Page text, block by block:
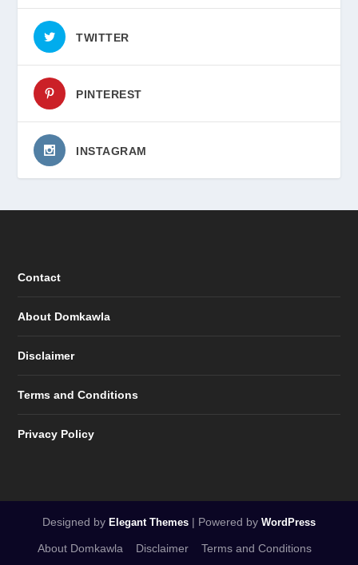
TWITTER
PINTEREST
INSTAGRAM
Contact
About Domkawla
Disclaimer
Terms and Conditions
Privacy Policy
Designed by Elegant Themes | Powered by WordPress
About Domkawla Disclaimer Terms and Conditions